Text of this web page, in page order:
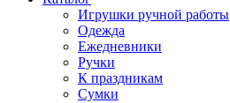
Игрушки ручной работы
Одежда
Ежедневники
Ручки
К праздникам
Сумки